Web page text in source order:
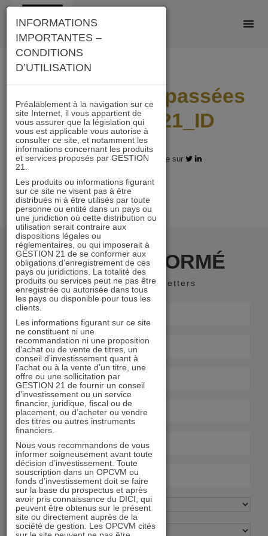
Skip
content
Performances passées
Immobilier 21_ID
06.05.2024 - Partagez l'article sur
RESTER INFORMÉ
Recevoir nos newsletters
INFORMATIONS
IMPORTANTES –
CONDITIONS
D’UTILISATION
Préalablement à la navigation sur ce
site Internet, il vous appartient de
vous assurer que la législation qui
vous est applicable vous autorise à
consulter ce site, et notamment les
informations concernant les produits
et services proposés par GESTION
21.
Les produits ou informations figurant
sur ce site ne visent pas à être
distribués ni à être utilisés par toute
personne ou entité dans un pays ou
une juridiction où cette distribution ou
utilisation serait contraire aux
dispositions légales ou
réglementaires, ou qui imposerait à
GESTION 21 de se conformer aux
obligations d’enregistrement de ces
pays ou juridictions. La totalité des
produits ou services peut ne pas être
enregistrée ou autorisée dans tous
les pays ou disponible pour tous les
clients.
Les informations figurant sur ce site
ne constituent ni une
recommandation ni une proposition
d’achat ou de vente de titres, un
conseil d’investissement quant à
l’achat ou à la vente d’un titre, une
offre ou une sollicitation par
GESTION 21 de fournir un conseil
d’investissement ou un service
financier, juridique, fiscal ou de
placement, ou d’acheter ou vendre
des titres ou autres instruments
financiers.
Nous vous recommandons de vous
informer soigneusement avant toute
décision d’investissement. Toute
souscription dans un OPCVM ou
fonds d’investissement doit se faire
sur la base du prospectus et après
avoir pris connaissance du DICI, qui
peuvent être obtenus sur le présent
site ou directement auprès de la
société de gestion. Les OPCVM cités